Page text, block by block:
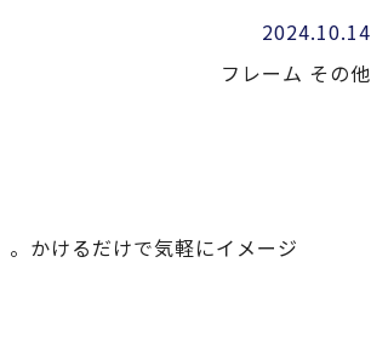
2024.10.14
フレーム その他
かけるだけで気軽にイメージ